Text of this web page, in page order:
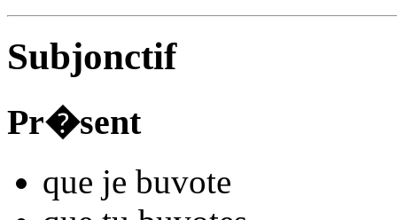
Subjonctif
Pr�sent
que je buvote